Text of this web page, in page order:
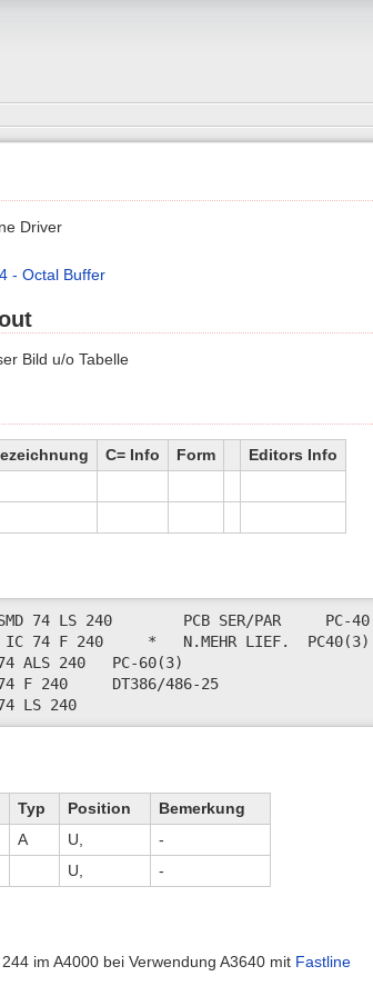
Driver
- Octal Buffer
Bild u/o Tabelle
C= Info Form
Editors Info
Typ Position
Bemerkung
A U,
-
U, -
im A4000 bei Verwendung A3640 mit Fastline